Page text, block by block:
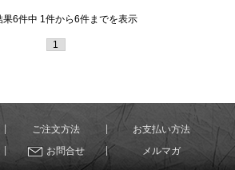
果6件中 1件から6件までを表示
1
ご注文方法
お支払い方法
お問合せ メルマガ